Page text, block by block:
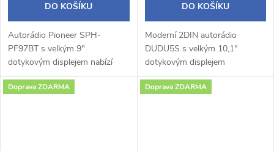
DO KOŠÍKU
Autorádio Pioneer SPH-
PF97BT s velkým 9"
dotykovým displejem nabízí
moderní výbavu včetně
bezdrátového Apple CarPlay a
DO KOŠÍKU
Moderní 2DIN autorádio
DUDU5S s velkým 10,1"
dotykovým displejem
1280×720 px a praktickým
otočným potenciometrem
Doprava ZDARMA Doprava ZDARMA